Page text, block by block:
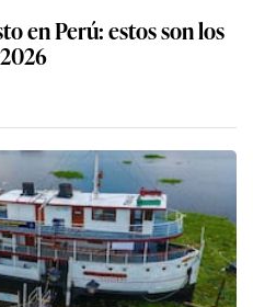
en Perú: estos son los